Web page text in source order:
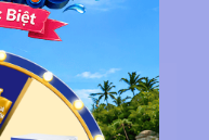
Đãi Combo Mừng
Ngọc Dung Beauty